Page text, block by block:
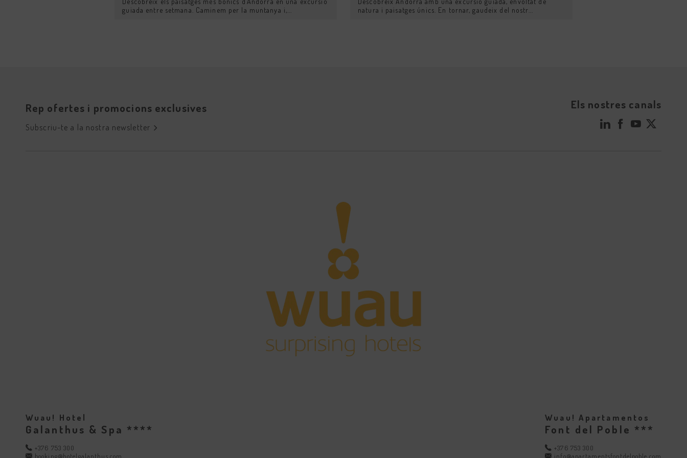
guiada entre setmana. Caminem per la muntanya i,...
natura i paisatges únics. En tornar, gaudeix del nostr...
Rep ofertes i promocions exclusives
Subscriu-te a la nostra newsletter
Els nostres canals
Wuau! Hotel
Galanthus & Spa ****
+376 753 300
booking@hotelgalanthus.com
Wuau! Apartamentos
Font del Poble ***
+376 753 300
info@apartamentsfontdelpoble.com